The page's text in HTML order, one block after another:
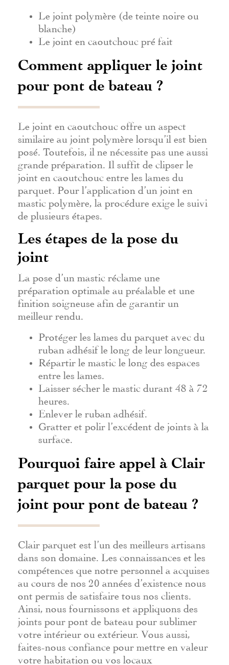
Le joint polymère (de teinte noire ou
blanche)
Le joint en caoutchouc pré fait
Comment appliquer le joint
pour pont de bateau ?
Le joint en caoutchouc offre un aspect
similaire au joint polymère lorsqu’il est bien
posé. Toutefois, il ne nécessite pas une aussi
grande préparation. Il suffit de clipser le
joint en caoutchouc entre les lames du
parquet. Pour l’application d’un joint en
mastic polymère, la procédure exige le suivi
de plusieurs étapes.
Les étapes de la pose du
joint
La pose d’un mastic réclame une
préparation optimale au préalable et une
finition soigneuse afin de garantir un
meilleur rendu.
Protéger les lames du parquet avec du
ruban adhésif le long de leur longueur.
Répartir le mastic le long des espaces
entre les lames.
Laisser sécher le mastic durant 48 à 72
heures.
Enlever le ruban adhésif.
Gratter et polir l’excédent de joints à la
surface.
Pourquoi faire appel à Clair
parquet pour la pose du
joint pour pont de bateau ?
Clair parquet est l’un des meilleurs artisans
dans son domaine. Les connaissances et les
compétences que notre personnel a acquises
au cours de nos 20 années d’existence nous
ont permis de satisfaire tous nos clients.
Ainsi, nous fournissons et appliquons des
joints pour pont de bateau pour sublimer
votre intérieur ou extérieur. Vous aussi,
faites-nous confiance pour mettre en valeur
votre habitation ou vos locaux